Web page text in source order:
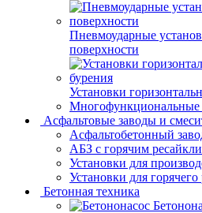
Пневмоударные
поверхности
Установки
Многофункциональные
Асфальтовые заводы и
Асфальтобетонный
АБЗ с горячим
Установки для
Установки для горячего
Бетонная техника